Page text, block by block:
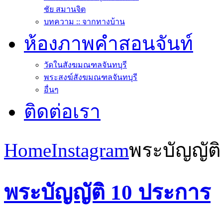
ชัย สมานจิต
บทความ :: จากทางบ้าน
ห้องภาพคำสอนจันท์
วัดในสังฆมณฑลจันทบุรี
พระสงฆ์สังฆมณฑลจันทบุรี
อื่นๆ
ติดต่อเรา
HomeInstagramพระบัญญัติ
พระบัญญัติ 10 ประการ